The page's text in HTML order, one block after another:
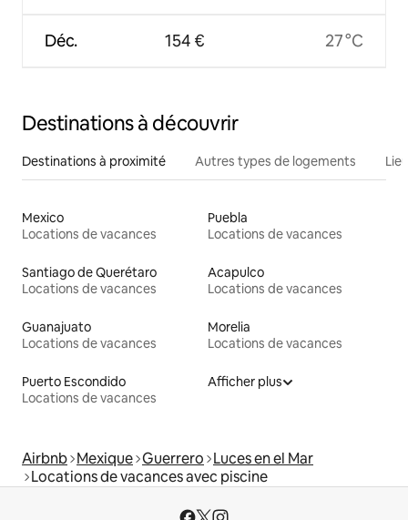
Déc. 154 € 27 °C
Destinations à découvrir
Destinations à proximité Autres types de logements
Mexico
Locations de vacances
Puebla
Locations de vacances
Santiago de Querétaro
Locations de vacances
Acapulco
Locations de vacances
Guanajuato
Locations de vacances
Morelia
Locations de vacances
Puerto Escondido
Locations de vacances
Afficher plus
Airbnb Mexique Guerrero Luces en el Mar
Locations de vacances avec piscine